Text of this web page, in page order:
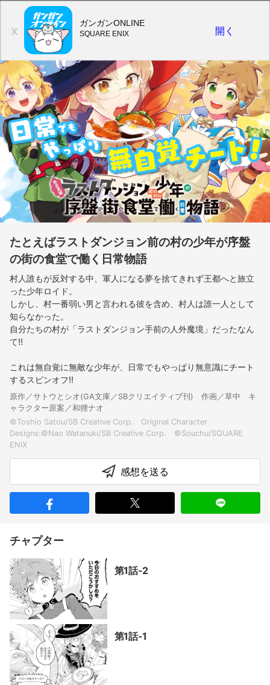
たとえばラストダンジョン前の村の少年が序盤
の街の食堂で働く日常物語
村人誰もが反対する中、軍人になる夢を捨てきれず王都へと旅立
った少年ロイド。
しかし、村一番弱い男と言われる彼を含め、村人は誰一人として
知らなかった。
自分たちの村が「ラストダンジョン手前の人外魔境」だったなん
て!!
これは無自覚に無敵な少年が、日常でもやっぱり無意識にチート
するスピンオフ!!
原作／サトウとシオ(GA文庫／SBクリエイティブ刊) 作画／草中 キ
ャラクター原案／和狸ナオ
©Toshio Satou/SB Creative Corp. Original Character
Designs:©Nao Watanuki/SB Creative Corp. ©Souchu/SQUARE
感想を送る
チャプター
第1話-2
第1話-1
X
ガンガンONLINE
SQUARE ENIX 開く